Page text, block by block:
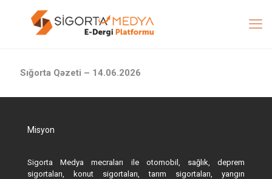
Sığorta Qəzeti – 14.06.2026
Misyon
Sigorta Medya mecraları ile otomobil, sağlık, deprem
sigortaları, konut sigortaları, tarım sigortaları, yangın